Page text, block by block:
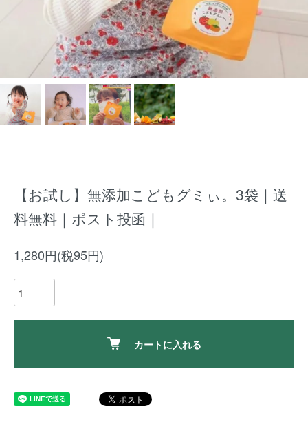
【お試し】無添加こどもグミぃ。3袋｜送
料無料｜ポスト投函｜
1,280円(税95円)
カートに入れる